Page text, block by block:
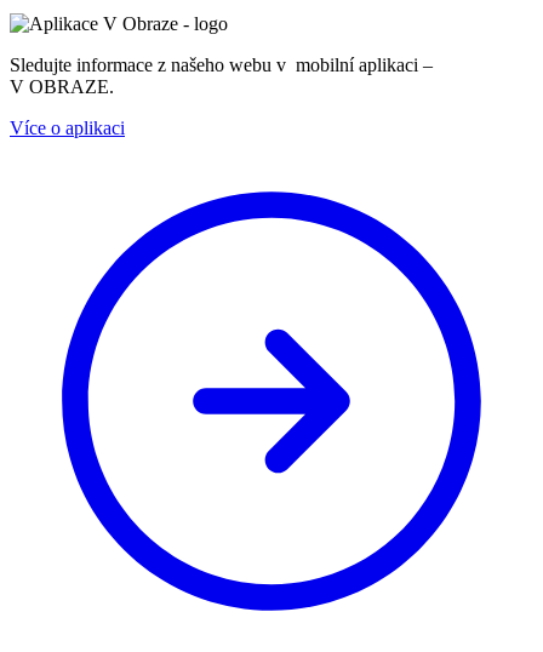
Sledujte informace z našeho webu v mobilní aplikaci –
V OBRAZE.
Více o aplikaci